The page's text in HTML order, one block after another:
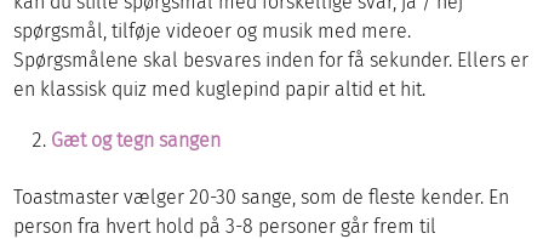
spørgsmål, tilføje videoer og musik med mere.
Spørgsmålene skal besvares inden for få sekunder. Ellers er
en klassisk quiz med kuglepind papir altid et hit.
Gæt og tegn sangen
Toastmaster vælger 20-30 sange, som de fleste kender. En
person fra hvert hold på 3-8 personer går frem til